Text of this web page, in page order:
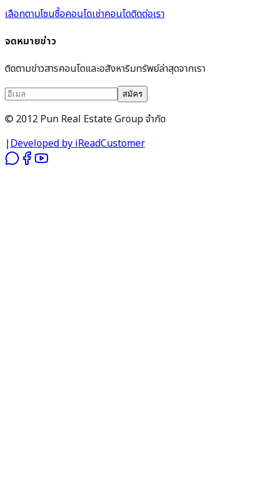
เลือกตามโซนซื้อคอนโดเช่าคอนโดติดต่อเรา
จดหมายข่าว
ติดตามข่าวสารคอนโดและอสังหาริมทรัพย์ล่าสุดจากเรา
สมัคร
© 2012 Pun Real Estate Group จำกัด
|Developed by iReadCustomer